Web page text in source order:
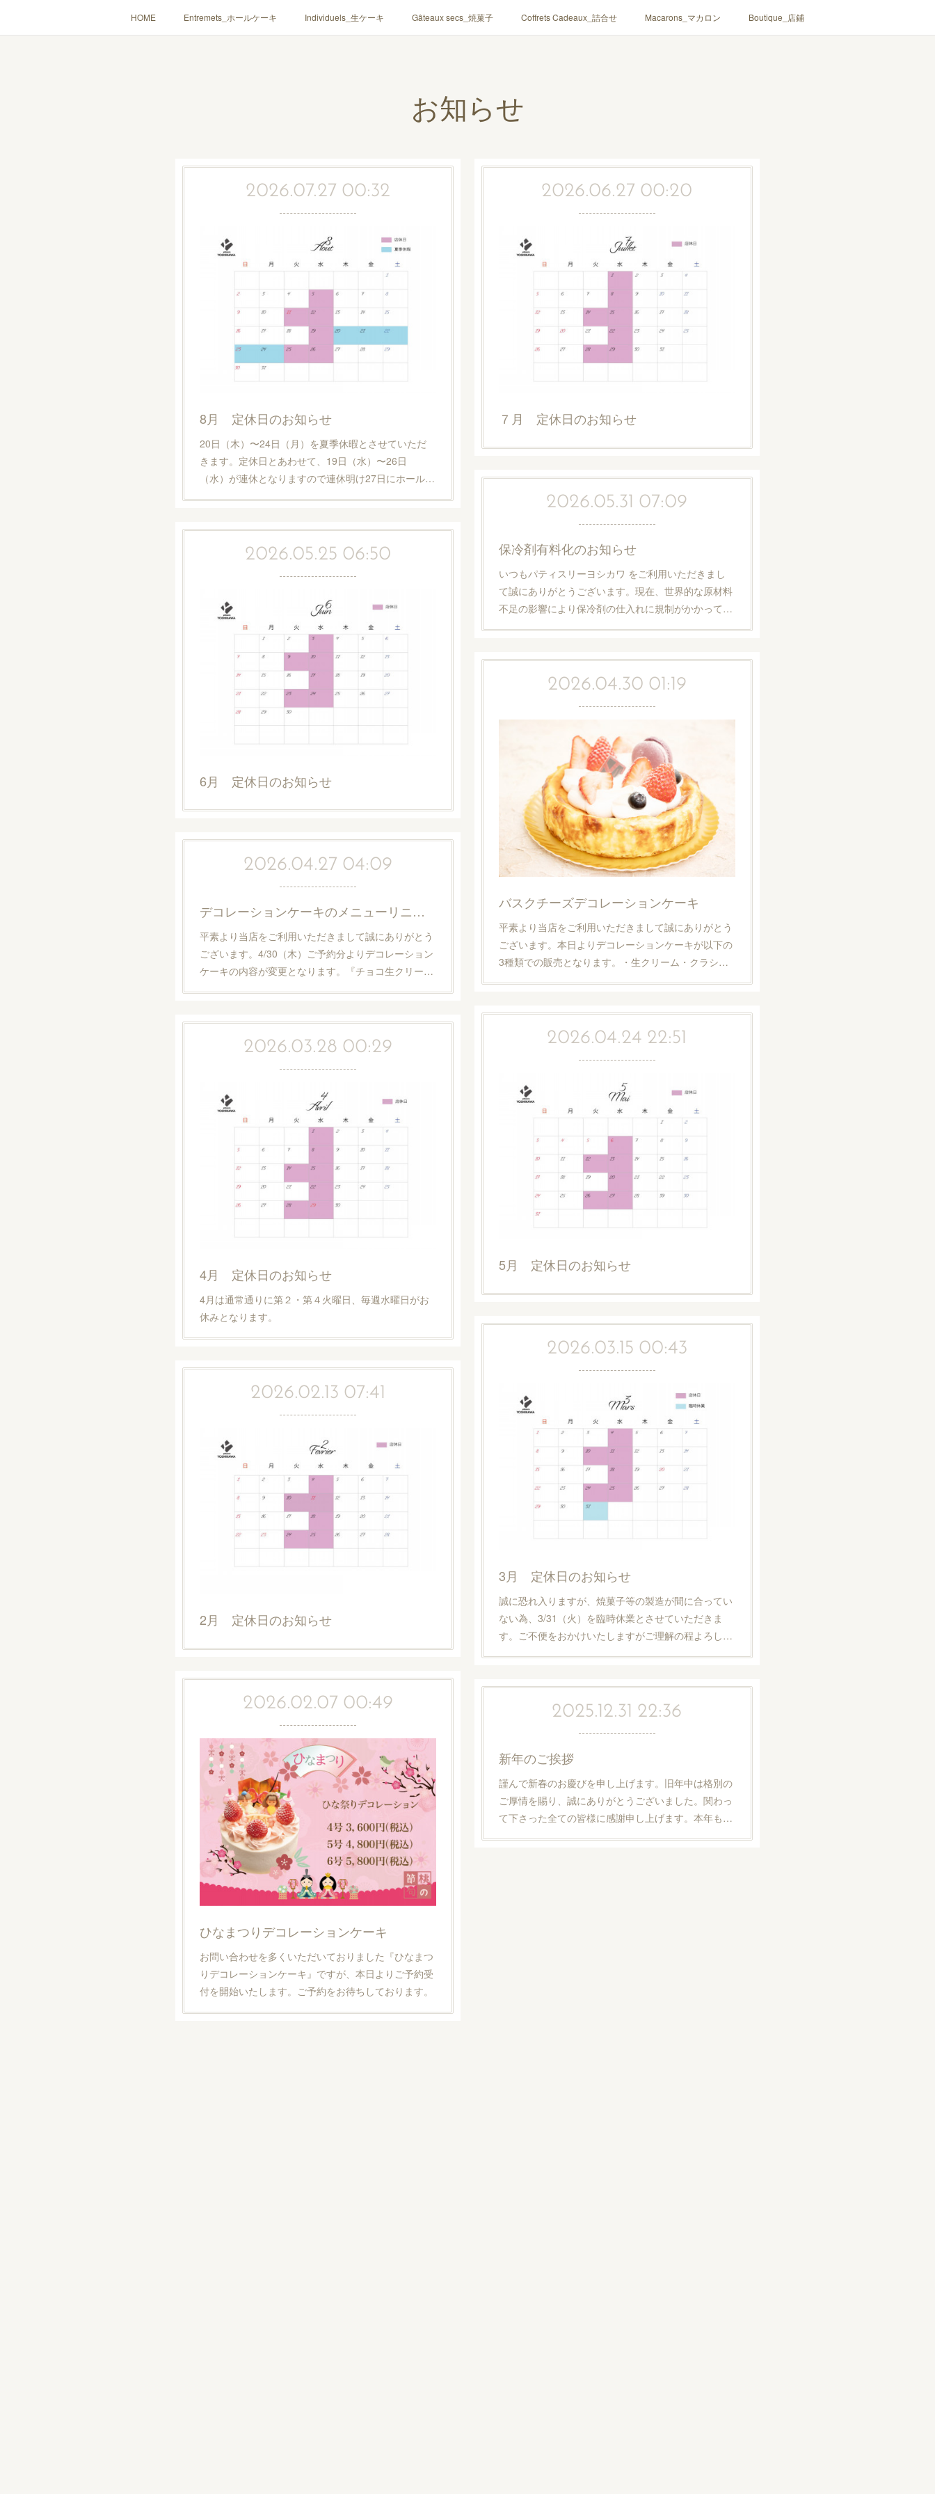
HOME Entremets_ホールケーキ Individuels_生ケーキ Gâteaux secs_焼菓子 Coffrets Cadeaux_詰合せ Macarons_マカロン Boutique_店鋪
お知らせ
2026.07.27 00:32
8月 定休日のお知らせ
20日（木）〜24日（月）を夏季休暇とさせていただ
きます。定休日とあわせて、19日（水）〜26日
（水）が連休となりますので連休明け27日にホール…
2026.06.27 00:20
７月 定休日のお知らせ
2026.05.31 07:09
保冷剤有料化のお知らせ
いつもパティスリーヨシカワ をご利用いただきまし
て誠にありがとうございます。現在、世界的な原材料
不足の影響により保冷剤の仕入れに規制がかかって…
2026.05.25 06:50
6月 定休日のお知らせ
2026.04.30 01:19
バスクチーズデコレーションケーキ
平素より当店をご利用いただきまして誠にありがとう
ございます。本日よりデコレーションケーキが以下の
3種類での販売となります。・生クリーム・クラシ…
2026.04.27 04:09
デコレーションケーキのメニューリニューアルについて
平素より当店をご利用いただきまして誠にありがとう
ございます。4/30（木）ご予約分よりデコレーション
ケーキの内容が変更となります。『チョコ生クリー…
2026.04.24 22:51
5月 定休日のお知らせ
2026.03.28 00:29
4月 定休日のお知らせ
4月は通常通りに第２・第４火曜日、毎週水曜日がお
休みとなります。
2026.03.15 00:43
3月 定休日のお知らせ
誠に恐れ入りますが、焼菓子等の製造が間に合ってい
ない為、3/31（火）を臨時休業とさせていただきま
す。ご不便をおかけいたしますがご理解の程よろし…
2026.02.13 07:41
2月 定休日のお知らせ
2026.02.07 00:49
ひなまつりデコレーションケーキ
お問い合わせを多くいただいておりました『ひなまつ
りデコレーションケーキ』ですが、本日よりご予約受
付を開始いたします。ご予約をお待ちしております。
2025.12.31 22:36
新年のご挨拶
謹んで新春のお慶びを申し上げます。旧年中は格別の
ご厚情を賜り、誠にありがとうございました。関わっ
て下さった全ての皆様に感謝申し上げます。本年も…